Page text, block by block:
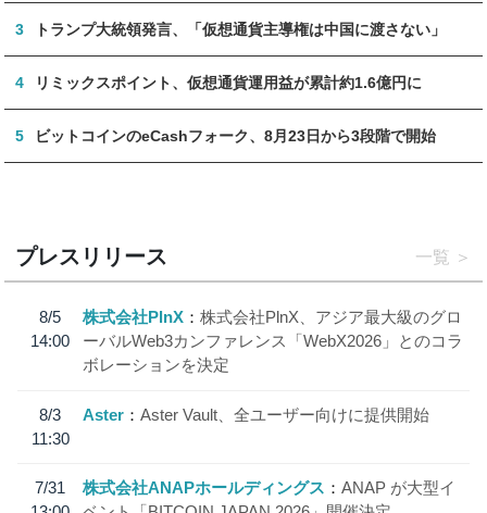
3 トランプ大統領発言、「仮想通貨主導権は中国に渡さない」
4 リミックスポイント、仮想通貨運用益が累計約1.6億円に
5 ビットコインのeCashフォーク、8月23日から3段階で開始
プレスリリース 一覧
8/5
14:00
株式会社PlnX
株式会社PlnX、アジア最大級のグロ
ーバルWeb3カンファレンス「WebX2026」とのコラ
ボレーションを決定
8/3
11:30
Aster Aster Vault、全ユーザー向けに提供開始
7/31
株式会社ANAPホールディングス
ANAP が大型イ